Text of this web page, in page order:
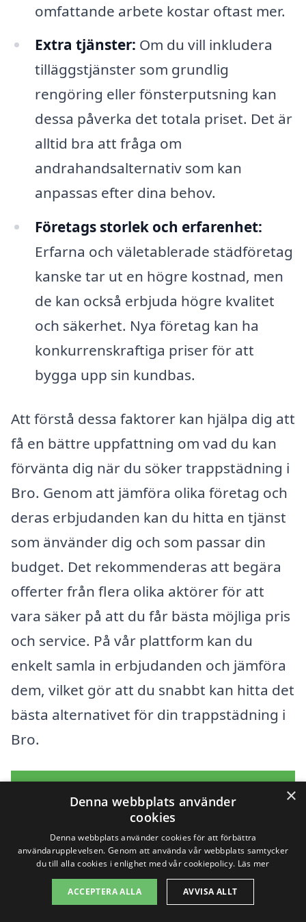
omfattande arbete kostar oftast mer.
Extra tjänster: Om du vill inkludera
tilläggstjänster som grundlig
rengöring eller fönsterputsning kan
dessa påverka det totala priset. Det är
alltid bra att fråga om
andrahandsalternativ som kan
anpassas efter dina behov.
Företags storlek och erfarenhet:
Erfarna och väletablerade städföretag
kanske tar ut en högre kostnad, men
de kan också erbjuda högre kvalitet
och säkerhet. Nya företag kan ha
konkurrenskraftiga priser för att
bygga upp sin kundbas.
Att förstå dessa faktorer kan hjälpa dig att
få en bättre uppfattning om vad du kan
förvänta dig när du söker trappstädning i
Bro. Genom att jämföra olika företag och
deras erbjudanden kan du hitta en tjänst
som änvänder dig och som passar din
budget. Det rekommenderas att begära
offerter från flera olika aktörer för att
vara säker på att du får bästa möjliga pris
och service. På vår plattform kan du
enkelt samla in erbjudanden och jämföra
dem, vilket gör att du snabbt kan hitta det
bästa alternativet för din trappstädning i
Bro.
Få 3 erbjudanden, gratis och utan
förpliktelser
Sök efter en
×
Denna webbplats använder
cookies
Denna webbplats använder cookies för att förbättra
användarupplevelsen. Genom att använda vår webbplats samtycker
du till alla cookies i enlighet med vår cookiepolicy. Läs mer
ACCEPTERA ALLA AVVISA ALLT